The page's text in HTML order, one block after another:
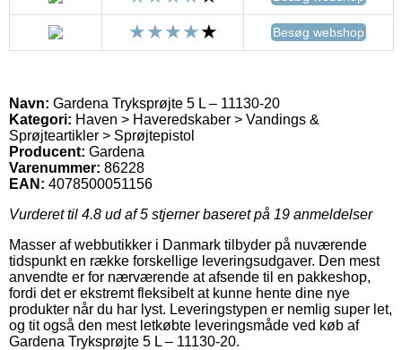
Besøg webshop
Navn: Gardena Tryksprøjte 5 L – 11130-20
Kategori: Haven > Haveredskaber > Vandings &
Sprøjteartikler > Sprøjtepistol
Producent: Gardena
Varenummer: 86228
EAN: 4078500051156
Vurderet til 4.8 ud af 5 stjerner baseret på 19 anmeldelser
Masser af webbutikker i Danmark tilbyder på nuværende
tidspunkt en række forskellige leveringsudgaver. Den mest
anvendte er for nærværende at afsende til en pakkeshop,
fordi det er ekstremt fleksibelt at kunne hente dine nye
produkter når du har lyst. Leveringstypen er nemlig super let,
og tit også den mest letkøbte leveringsmåde ved køb af
Gardena Tryksprøjte 5 L – 11130-20.